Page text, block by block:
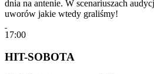
dnia na antenie. W scenariuszach
uworów jakie wtedy graliśmy!
17:00
HIT-SOBOTA